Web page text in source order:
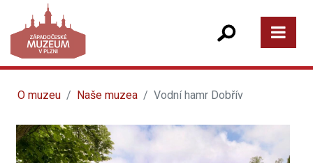
O muzeu Naše muzea Vodní hamr Dobřív